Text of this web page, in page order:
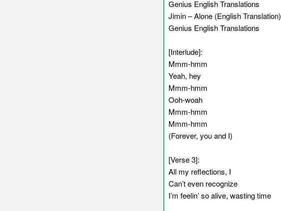
Genius English Translations
Jimin – Alone (English Translation)
Genius English Translations
[Interlude]:
Mmm-hmm
Yeah, hey
Mmm-hmm
Ooh-woah
Mmm-hmm
Mmm-hmm
(Forever, you and I)
[Verse 3]:
All my reflections, I
Can’t even recognize
I’m feelin’ so alive, wasting time